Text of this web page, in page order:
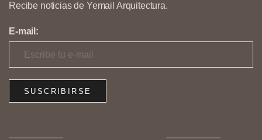
Recibe noticias de Yemail Arquitectura.
E-mail: